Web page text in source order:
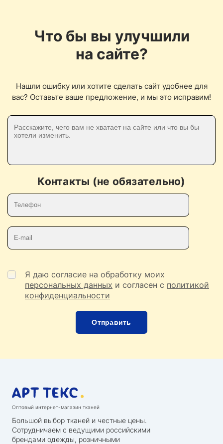
Что бы вы улучшили
на сайте?
Нашли ошибку или хотите сделать сайт удобнее для
вас? Оставьте ваше предложение, и мы это исправим!
Контакты (не обязательно)
Я даю согласие на обработку моих
персональных данных и согласен с политикой
конфиденциальности
Оптовый интернет-магазин тканей
Большой выбор тканей и честные цены.
Сотрудничаем с ведущими российскими
брендами одежды, розничными